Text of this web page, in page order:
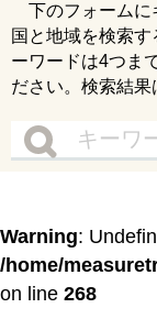
下のフォームに
国と地域を検索
ーワードは4つま
ださい。検索結果
Warning:
/home/
on line 268